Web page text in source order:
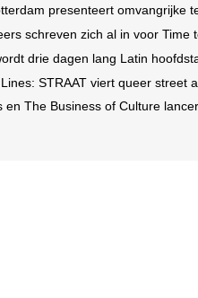
presenteert omvangrijke
schreven zich al in voor Time
drie dagen lang Latin
STRAAT viert queer street
en The Business of Culture